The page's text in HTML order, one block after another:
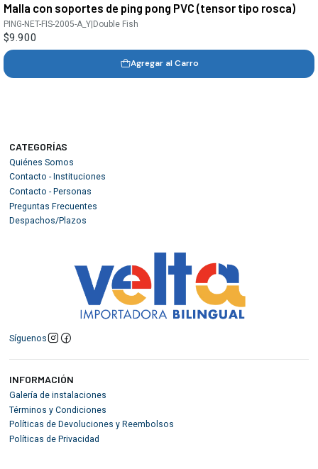
Malla con soportes de ping pong PVC (tensor tipo rosca)
PING-NET-FIS-2005-A_Y Double Fish
$9.900
Agregar al Carro
CATEGORÍAS
Quiénes Somos
Contacto - Instituciones
Contacto - Personas
Preguntas Frecuentes
Despachos/Plazos
Síguenos
INFORMACIÓN
Galería de instalaciones
Términos y Condiciones
Políticas de Devoluciones y Reembolsos
Políticas de Privacidad